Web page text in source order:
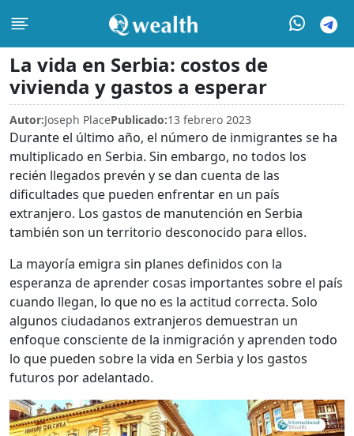
La vida en Serbia: costos de
vivienda y gastos a esperar
Autor:Joseph PlacePublicado:13 febrero 2023
Durante el último año, el número de inmigrantes se ha
multiplicado en Serbia. Sin embargo, no todos los
recién llegados prevén y se dan cuenta de las
dificultades que pueden enfrentar en un país
extranjero. Los gastos de manutención en Serbia
también son un territorio desconocido para ellos.
La mayoría emigra sin planes definidos con la
esperanza de aprender cosas importantes sobre el país
cuando llegan, lo que no es la actitud correcta. Solo
algunos ciudadanos extranjeros demuestran un
enfoque consciente de la inmigración y aprenden todo
lo que pueden sobre la vida en Serbia y los gastos
futuros por adelantado.